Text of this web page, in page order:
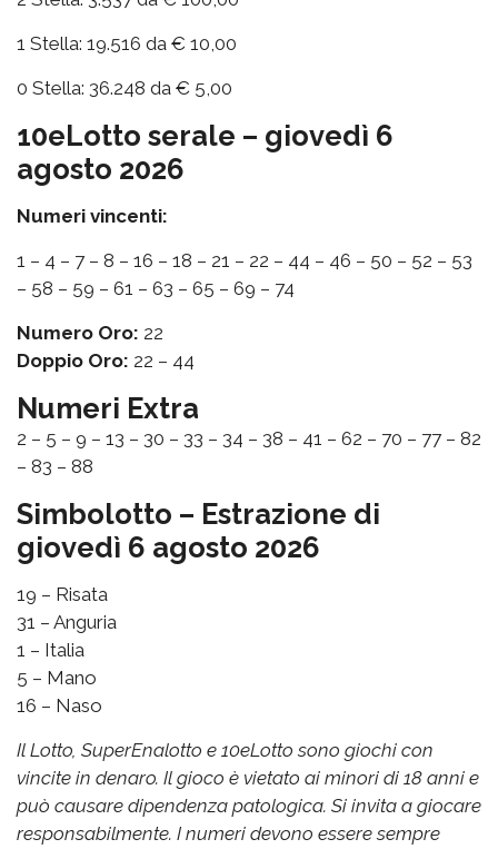
1 Stella: 19.516 da € 10,00
0 Stella: 36.248 da € 5,00
10eLotto serale – giovedì 6
agosto 2026
Numeri vincenti:
1 – 4 – 7 – 8 – 16 – 18 – 21 – 22 – 44 – 46 – 50 – 52 – 53
– 58 – 59 – 61 – 63 – 65 – 69 – 74
Numero Oro: 22
Doppio Oro: 22 – 44
Numeri Extra
2 – 5 – 9 – 13 – 30 – 33 – 34 – 38 – 41 – 62 – 70 – 77 – 82
– 83 – 88
Simbolotto – Estrazione di
giovedì 6 agosto 2026
19 – Risata
31 – Anguria
1 – Italia
5 – Mano
16 – Naso
Il Lotto, SuperEnalotto e 10eLotto sono giochi con
vincite in denaro. Il gioco è vietato ai minori di 18 anni e
può causare dipendenza patologica. Si invita a giocare
responsabilmente. I numeri devono essere sempre